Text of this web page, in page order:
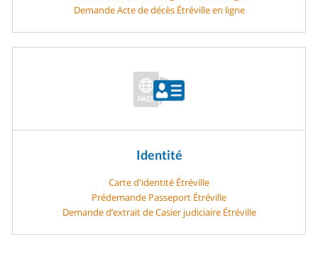
Demande Acte de décès Étréville en ligne
Identité
Carte d'identité Étréville
Prédemande Passeport Étréville
Demande d’extrait de Casier judiciaire Étréville